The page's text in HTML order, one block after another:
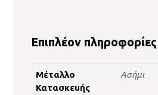
Επιπλέον πληροφορίες
Μέταλλο
Κατασκευής
Ασήμι